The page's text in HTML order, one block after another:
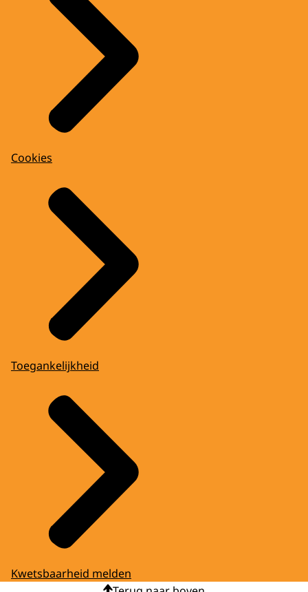
Cookies
Toegankelijkheid
Kwetsbaarheid melden